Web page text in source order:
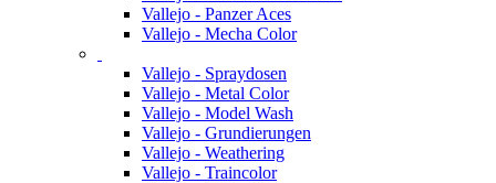
Vallejo - Panzer Aces
Vallejo - Mecha Color
Vallejo - Spraydosen
Vallejo - Metal Color
Vallejo - Model Wash
Vallejo - Grundierungen
Vallejo - Weathering
Vallejo - Traincolor